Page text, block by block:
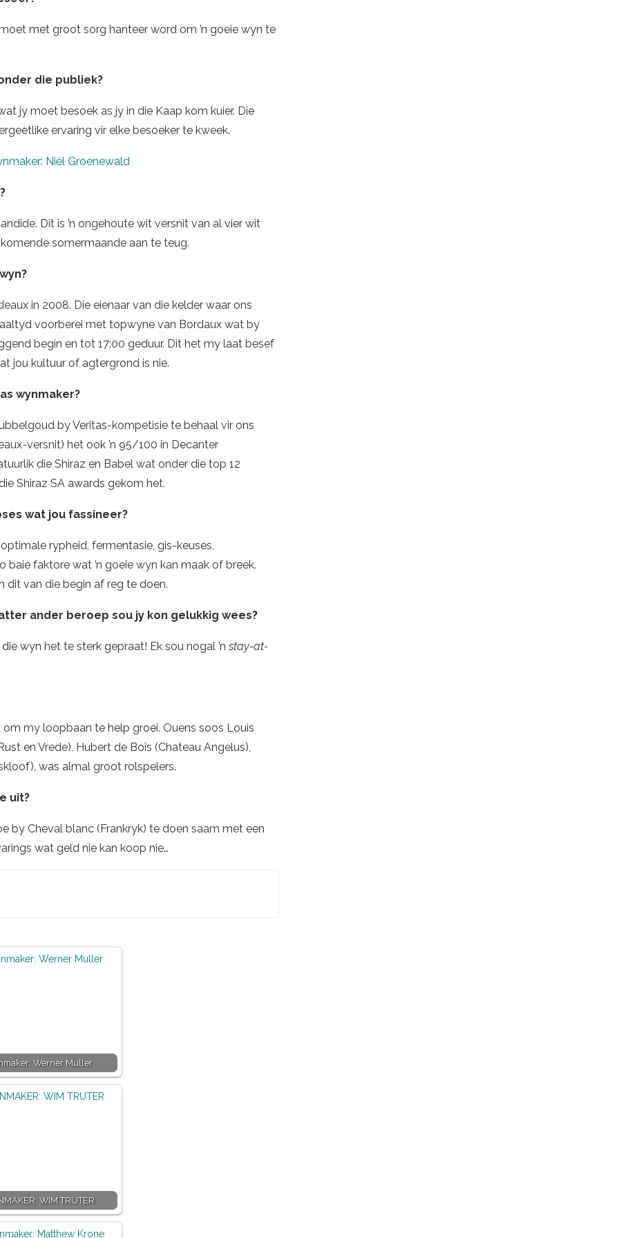
met groot sorg hanteer word om ’n goeie wyn te
die publiek?
jy moet besoek as jy in die Kaap kom kuier. Die
ervaring vir elke besoeker te kweek.
Niël Groenewald
Dit is ’n ongehoute wit versnit van al vier wit
somermaande aan te teug.
in 2008. Die eienaar van die kelder waar ons
voorberei met topwyne van Bordaux wat by
begin en tot 17:00 geduur. Dit het my laat besef
jou kultuur of agtergrond is nie.
wynmaker?
by Veritas-kompetisie te behaal vir ons
versnit) het ook ’n 95/100 in Decanter
die Shiraz en Babel wat onder die top 12
Shiraz SA awards gekom het.
wat jou fassineer?
rypheid, fermentasie, gis-keuses,
baie faktore wat ’n goeie wyn kan maak of breek.
dit van die begin af reg te doen.
ander beroep sou jy kon gelukkig wees?
wyn het te sterk gepraat! Ek sou nogal ’n stay-at-
om my loopbaan te help groei. Ouens soos Louis
en Vrede), Hubert de Bois (Chateau Angelus),
was almal groot rolspelers.
uit?
by Cheval blanc (Frankryk) te doen saam met een
wat geld nie kan koop nie…
Werner Muller
WIM TRUTER